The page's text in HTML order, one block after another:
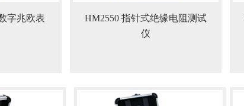
字兆欧表
HM2550 指针式绝缘电阻测试
仪